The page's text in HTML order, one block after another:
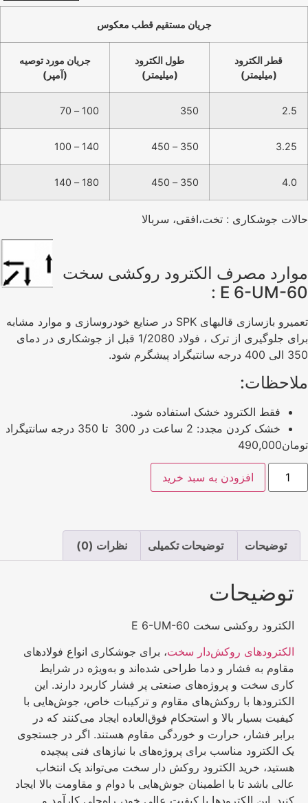
جريان مستقيم قطب معکوس
قطر الكترود
(ميليمتر)
طول الكترود
(ميليمتر)
جريان مورد توصيه
(آمپر)
2.5
350
100 – 70
3.25
350 – 450
140 – 100
4.0
350 – 450
180 – 140
حالات جوشکاری : تخت،افقی، سربالا
موارد مصرف الکترود روکشی سخت
E 6-UM-60 :
تعميرو بازسازی قالبهای SPK در صنايع خودروسازی و موارد مشابه
برای جلوگيری از ترک ، فولاد 1/2080 قبل از جوشكاری در دمای
350 الی 400 درجه سانتيگراد پيشگرم شود.
ملاحظات:
فقط الكترود خشک استفاده شود.
خشک كردن مجدد: 2 ساعت در 300 تا 350 درجه سانتيگراد
تومان490,000
افزودن به سبد خرید
توضیحات توضیحات تکمیلی نظرات (0)
توضیحات
الکترود روکشی سخت E 6-UM-60
الکترودهای روکش‌دار سخت، برای جوشکاری انواع فولادهای
مقاوم به فشار و دما طراحی شده‌اند و به‌ویژه در شرایط
کاری سخت و پروژه‌های صنعتی پر فشار کاربرد دارند. این
الکترودها با روکش‌های مقاوم و ترکیبات خاص، جوش‌هایی با
کیفیت بسیار بالا و استحکام فوق‌العاده ایجاد می‌کنند که در
برابر فشار، حرارت و خوردگی مقاوم هستند. اگر در جستجوی
یک الکترود مناسب برای پروژه‌های با نیازهای فنی پیچیده
هستید، خرید الکترود روکش دار سخت می‌تواند یک انتخاب
عالی باشد تا با اطمینان جوش‌هایی با دوام و مقاومت بالا ایجاد
کنید. این الکترودها با کیفیت عالی خود، راه‌حلی کارآمد و